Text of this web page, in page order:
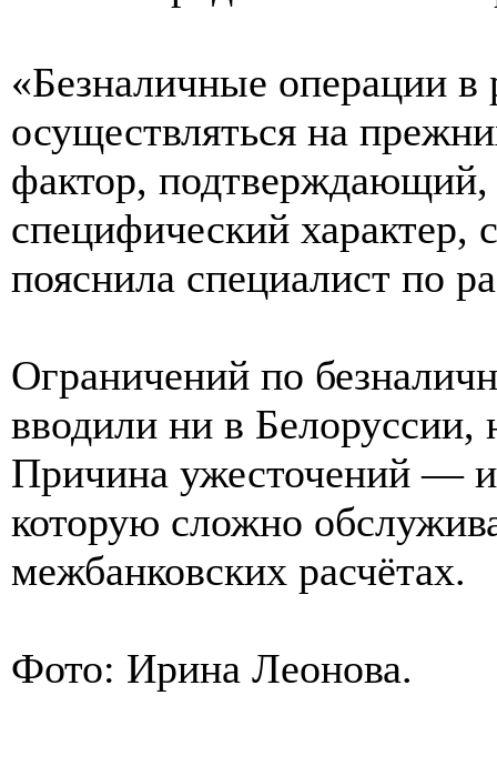
«Безналичные операции
осуществляться на
фактор, подтверждающий,
специфический
пояснила специалист по
Ограничений по
вводили ни в Белоруссии,
Причина ужесточений —
которую сложно
межбанковских расчётах.
Фото: Ирина Леонова.